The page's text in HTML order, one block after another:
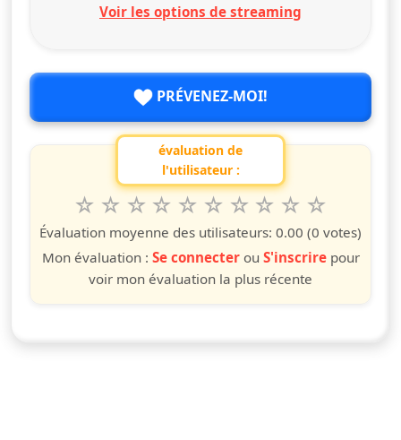
Voir les options de streaming
PRÉVENEZ-MOI!
évaluation de
l'utilisateur :
questo spettacolo da 1 a 10 étoiles
10
étoiles
9
étoiles
8
étoiles
7
étoiles
6
étoiles
5
étoiles
4
étoiles
3
étoiles
2
étoiles
étoile
Évaluation moyenne des utilisateurs: 0.00 (0 votes)
Mon évaluation : Se connecterou S'inscrirepour
voir mon évaluation la plus récente